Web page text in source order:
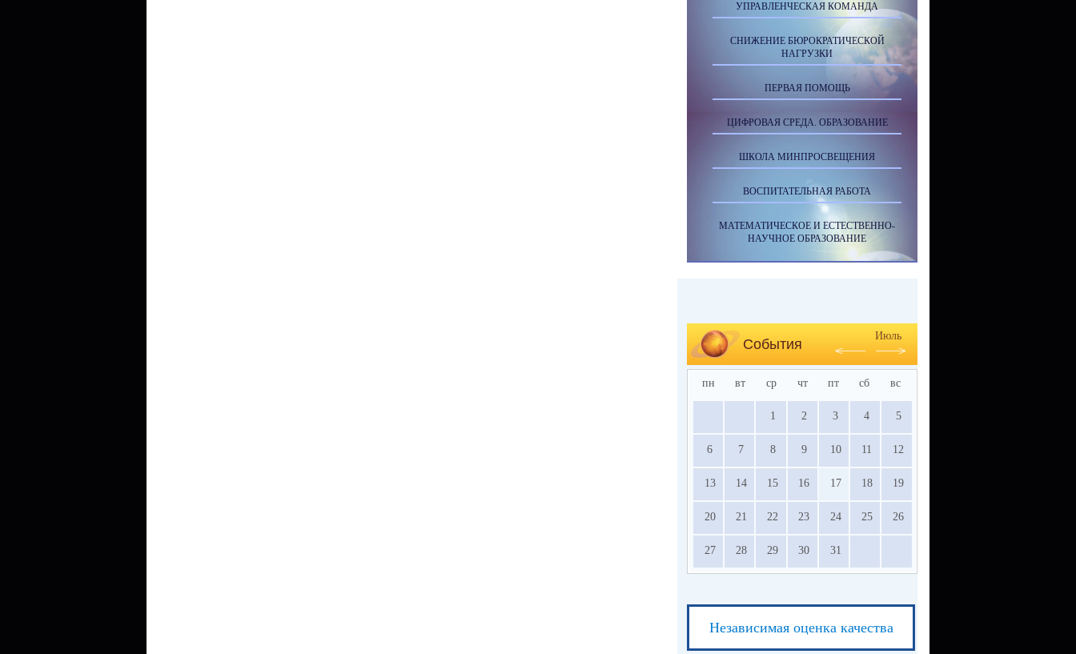
УПРАВЛЕНЧЕСКАЯ КОМАНДА
СНИЖЕНИЕ БЮРОКРАТИЧЕСКОЙ
НАГРУЗКИ
ПЕРВАЯ ПОМОЩЬ
ЦИФРОВАЯ СРЕДА. ОБРАЗОВАНИЕ
ШКОЛА МИНПРОСВЕЩЕНИЯ
ВОСПИТАТЕЛЬНАЯ РАБОТА
МАТЕМАТИЧЕСКОЕ И ЕСТЕСТВЕННО-
НАУЧНОЕ ОБРАЗОВАНИЕ
События
Июль
пн вт ср чт пт сб вс
1 2 3 4 5
6 7 8 9 10 11 12
13 14 15 16 17 18 19
20 21 22 23 24 25 26
27 28 29 30 31
Независимая оценка качества